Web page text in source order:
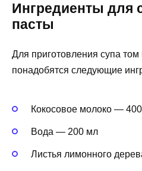
Ингредиенты для
пасты
Для приготовления супа том
понадобятся следующие
Кокосовое молоко —
Вода — 200 мл
Листья лимонного